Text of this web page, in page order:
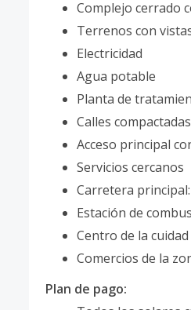
Complejo cerrado
Terrenos con
Electricidad
Agua potable
Planta de
Calles compactadas
Acceso principal
Servicios cercanos
Carretera
Estación de
Centro de la
Comercios de la
Plan de pago: